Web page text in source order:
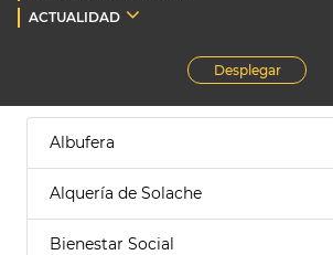
ACTUALIDAD
Desplegar
Albufera
Alquería de Solache
Bienestar Social